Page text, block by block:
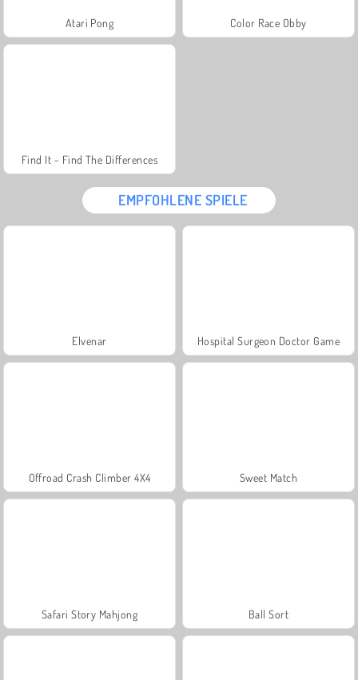
Atari Pong Color Race Obby
Find It - Find The Differences
EMPFOHLENE SPIELE
Elvenar Hospital Surgeon Doctor Game
Offroad Crash Climber 4X4 Sweet Match
Safari Story Mahjong Ball Sort